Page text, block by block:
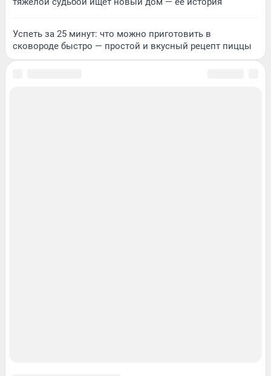
Успеть за 25 минут: что можно приготовить в
сковороде быстро — простой и вкусный рецепт пиццы